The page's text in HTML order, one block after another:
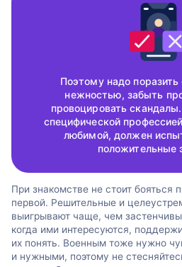
Поэтому надо поразить
нежностью, забыть
провоцировать
специфической
любимой, должен
положительные
При знакомстве не стоит бояться
первой. Решительные и
выигрывают чаще, чем
когда ими интересуются,
их понять. Военным тоже нужно
и нужными, поэтому не